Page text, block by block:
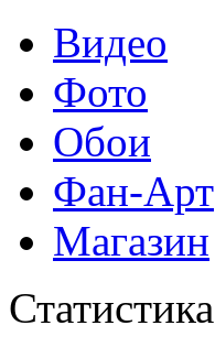
Видео
Фото
Обои
Фан-Арт
Магазин
Статистика